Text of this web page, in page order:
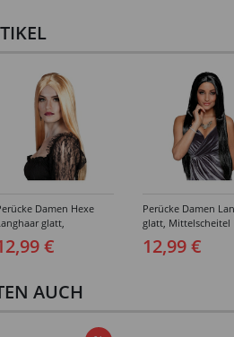
Damen Hexe
glatt,
€
Perücke Damen
glatt, Mittelscheitel
12,99 €
AUCH